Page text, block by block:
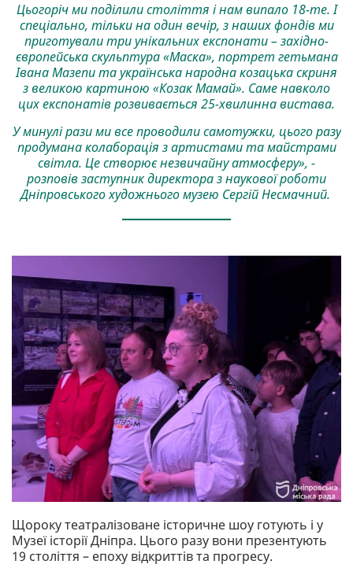
Цьогоріч ми поділили століття і нам випало 18-те. І
спеціально, тільки на один вечір, з наших фондів ми
приготували три унікальних експонати – західно-
європейська скульптура «Маска», портрет гетьмана
Івана Мазепи та українська народна козацька скриня
з великою картиною «Козак Мамай». Саме навколо
цих експонатів розвивається 25-хвилинна вистава.
У минулі рази ми все проводили самотужки, цього разу
продумана колаборація з артистами та майстрами
світла. Це створює незвичайну атмосферу», -
розповів заступник директора з наукової роботи
Дніпровського художнього музею Сергій Несмачний.
Щороку театралізоване історичне шоу готують і у
Музеї історії Дніпра. Цього разу вони презентують
19 століття – епоху відкриттів та прогресу.